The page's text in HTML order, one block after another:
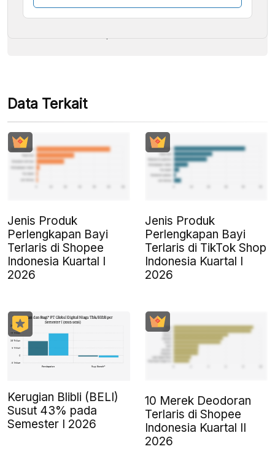
Beberapa metode pembayaran masih dalam
Data Terkait
Jenis Produk
Perlengkapan Bayi
Terlaris di Shopee
Indonesia Kuartal I
2026
Jenis Produk
Perlengkapan Bayi
Terlaris di TikTok Shop
Indonesia Kuartal I
2026
Kerugian Blibli (BELI)
Susut 43% pada
Semester I 2026
10 Merek Deodoran
Terlaris di Shopee
Indonesia Kuartal II
2026